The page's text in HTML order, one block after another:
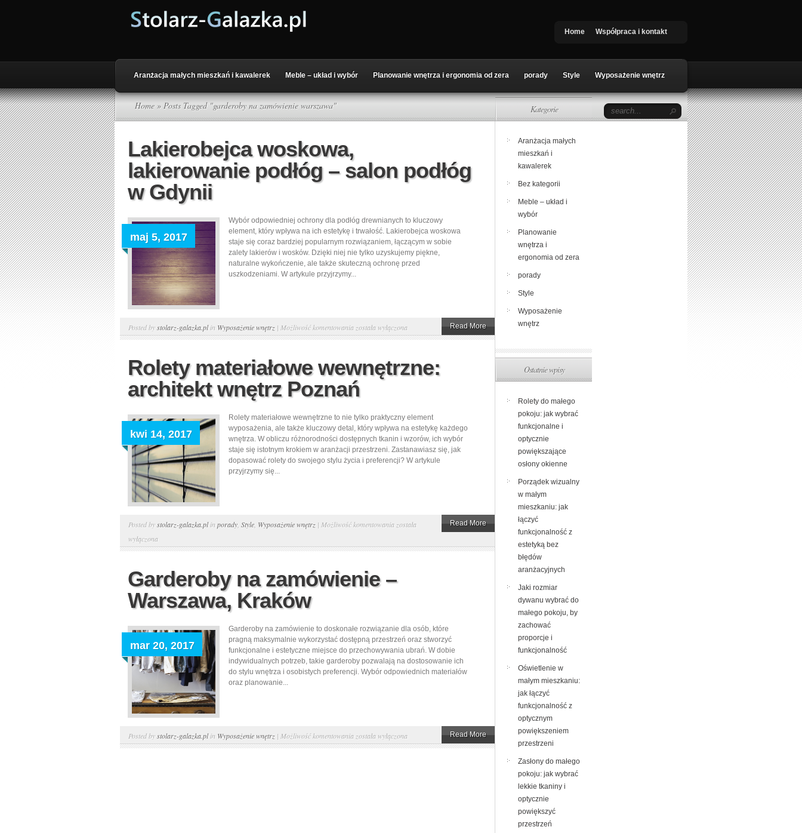
Home Współpraca i kontakt
Aranżacja małych mieszkań i kawalerek Meble – układ i wybór Planowanie wnętrza i ergonomia od zera porady Style Wyposażenie wnętrz
Home » Posts Tagged "garderoby na zamówienie warszawa"
Lakierobejca woskowa,
lakierowanie podłóg – salon podłóg
w Gdynii
maj 5, 2017
Wybór odpowiedniej ochrony dla podłóg drewnianych to kluczowy
element, który wpływa na ich estetykę i trwałość. Lakierobejca woskowa
staje się coraz bardziej popularnym rozwiązaniem, łączącym w sobie
zalety lakierów i wosków. Dzięki niej nie tylko uzyskujemy piękne,
naturalne wykończenie, ale także skuteczną ochronę przed
uszkodzeniami. W artykule przyjrzymy...
Posted bystolarz-galazka.plin Wyposażenie wnętrz | Możliwość komentowania Lakierobejca
woskowa,
podłóg
–
salon
podłóg
w
Gdynii
została wyłączona Read More
Rolety materiałowe wewnętrzne:
architekt wnętrz Poznań
kwi 14, 2017
Rolety materiałowe wewnętrzne to nie tylko praktyczny element
wyposażenia, ale także kluczowy detal, który wpływa na estetykę każdego
wnętrza. W obliczu różnorodności dostępnych tkanin i wzorów, ich wybór
staje się istotnym krokiem w aranżacji przestrzeni. Zastanawiasz się, jak
dopasować rolety do swojego stylu życia i preferencji? W artykule
przyjrzymy się...
Posted bystolarz-galazka.plin porady Style Wyposażenie wnętrz | Możliwość komentowania Rolety
wewnętrzne:
wnętrz
została
wyłączona
Read More
Garderoby na zamówienie –
Warszawa, Kraków
mar 20, 2017
Garderoby na zamówienie to doskonałe rozwiązanie dla osób, które
pragną maksymalnie wykorzystać dostępną przestrzeń oraz stworzyć
funkcjonalne i estetyczne miejsce do przechowywania ubrań. W dobie
indywidualnych potrzeb, takie garderoby pozwalają na dostosowanie ich
do stylu wnętrza i osobistych preferencji. Wybór odpowiednich materiałów
oraz planowanie...
Posted bystolarz-galazka.plin Wyposażenie wnętrz | Możliwość komentowania Garderoby
na
została wyłączona Read More
Kategorie
Aranżacja małych
mieszkań i
kawalerek
Bez kategorii
Meble – układ i
wybór
Planowanie
wnętrza i
ergonomia od zera
porady
Style
Wyposażenie
wnętrz
Ostatnie wpisy
Rolety do małego
pokoju: jak wybrać
funkcjonalne i
optycznie
powiększające
osłony okienne
Porządek wizualny
w małym
mieszkaniu: jak
łączyć
funkcjonalność z
estetyką bez
błędów
aranżacyjnych
Jaki rozmiar
dywanu wybrać do
małego pokoju, by
zachować
proporcje i
funkcjonalność
Oświetlenie w
małym mieszkaniu:
jak łączyć
funkcjonalność z
optycznym
powiększeniem
przestrzeni
Zasłony do małego
pokoju: jak wybrać
lekkie tkaniny i
optycznie
powiększyć
przestrzeń